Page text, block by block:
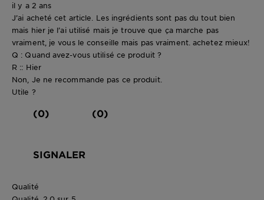
il y a 2 ans
J’ai acheté cet article. Les ingrédients sont pas du tout bien
mais hier je l’ai utilisé mais je trouve que ça marche pas
vraiment, je vous le conseille mais pas vraiment. achetez mieux!
Q : Quand avez-vous utilisé ce produit ?
R :: Hier
Non, Je ne recommande pas ce produit.
Utile ?
(0) (0)
SIGNALER
Qualité